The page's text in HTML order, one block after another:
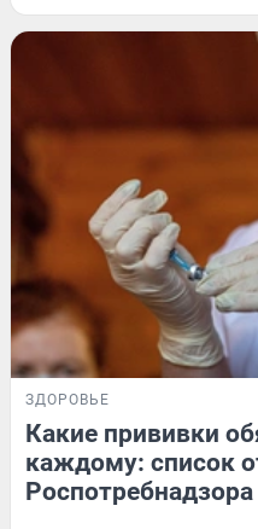
ЗДОРОВЬЕ
Какие прививки
каждому: список
Роспотребнадзора